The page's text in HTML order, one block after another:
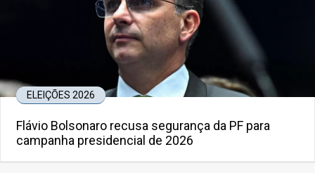
ELEIÇÕES 2026
Flávio Bolsonaro recusa segurança da PF para
campanha presidencial de 2026